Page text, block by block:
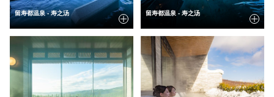
留寿都温泉 - 寿之汤 留寿都温泉 - 寿之汤